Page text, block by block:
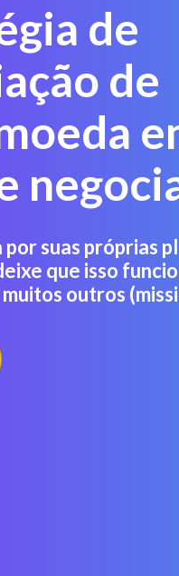
de
de
suas próprias
que isso
outros